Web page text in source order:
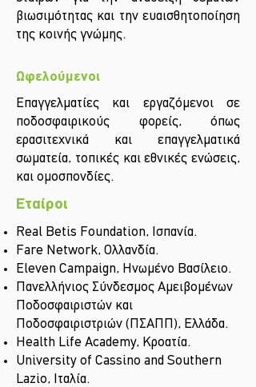
βιωσιμότητας και την ευαισθητοποίηση
της κοινής γνώμης.
Ωφελούμενοι
Επαγγελματίες και εργαζόμενοι σε
ποδοσφαιρικούς φορείς, όπως
ερασιτεχνικά και επαγγελματικά
σωματεία, τοπικές και εθνικές ενώσεις,
και ομοσπονδίες.
Εταίροι
Real Betis Foundation, Ισπανία.
Fare Network, Ολλανδία.
Eleven Campaign, Ηνωμένο Βασίλειο.
Πανελλήνιος Σύνδεσμος Αμειβομένων
Ποδοσφαιριστών και
Ποδοσφαιριστριών (ΠΣΑΠΠ), Ελλάδα.
Health Life Academy, Κροατία.
University of Cassino and Southern
Lazio, Ιταλία.